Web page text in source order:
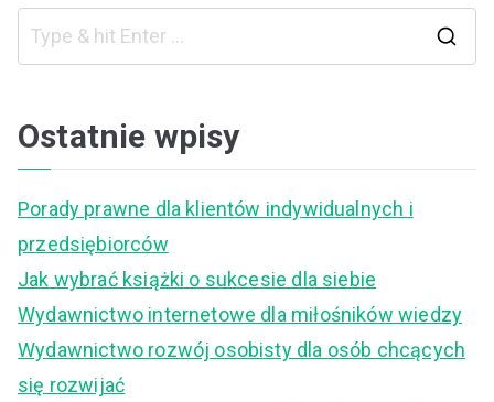
Ostatnie wpisy
Porady prawne dla klientów indywidualnych i
przedsiębiorców
Jak wybrać książki o sukcesie dla siebie
Wydawnictwo internetowe dla miłośników wiedzy
Wydawnictwo rozwój osobisty dla osób chcących
się rozwijać